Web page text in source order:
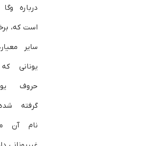
درباره
است که،
سایر
یونانی‌
حروف
گرفته
نام آن